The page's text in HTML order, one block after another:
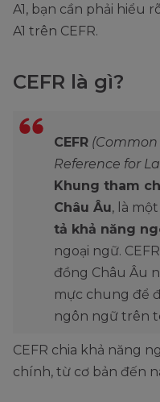
A1, bạn cần phải hiểu
A1 trên CEFR.
CEFR là gì?
CEFR
Reference for
Khung tham
Châu Âu, là
tả khả năng
ngoại ngữ.
đồng Châu Âu
mực chung để
ngôn ngữ trên
CEFR chia khả năng
chính, từ cơ bản đến